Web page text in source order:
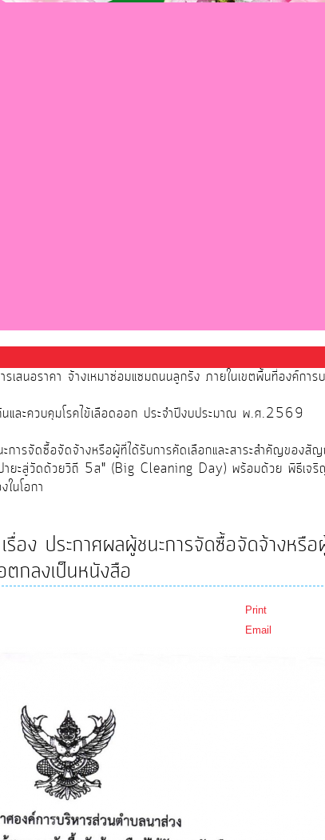
เสนอราคา จ้างเหมาซ่อมแซมถนนลูกรัง ภายในเขตพื้นที่องค์กา
นและควบคุมโรคไข้เลือดออก ประจำปีงบประมาณ พ.ศ.2569
การจัดซื้อจัดจ้างหรือผู้ที่ได้รับการคัดเลือกและสาระสำคัญของ
ายะสู่วัดด้วยวิถี 5ส" (Big Cleaning Day) พร้อมด้วย พิธีเจริ
นโอกา
อง ประกาศผลผู้ชนะการจัดซื้อจัดจ้างหรือ
กลงเป็นหนังสือ
Print
Email